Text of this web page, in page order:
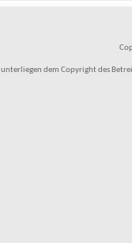
dem Copyright des